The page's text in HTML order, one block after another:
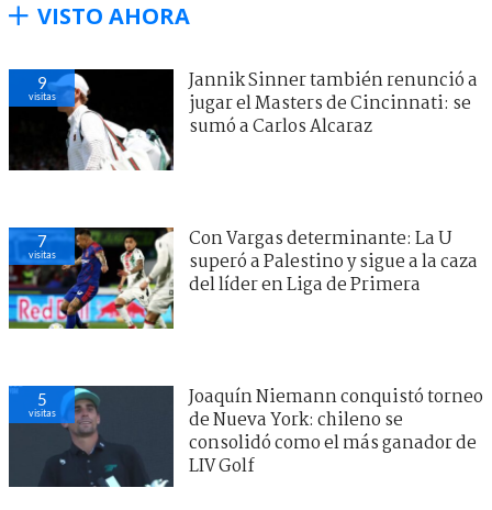
VISTO AHORA
9
visitas
Jannik Sinner también renunció a
jugar el Masters de Cincinnati: se
sumó a Carlos Alcaraz
7
visitas
Con Vargas determinante: La U
superó a Palestino y sigue a la caza
del líder en Liga de Primera
5
visitas
Joaquín Niemann conquistó torneo
de Nueva York: chileno se
consolidó como el más ganador de
LIV Golf